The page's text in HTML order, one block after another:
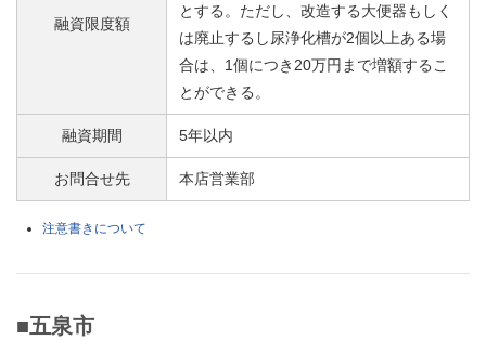
融資限度額
とする。ただし、改造する大便器もしく
は廃止するし尿浄化槽が2個以上ある場
合は、1個につき20万円まで増額するこ
とができる。
融資期間 5年以内
お問合せ先 本店営業部
注意書きについて
■五泉市